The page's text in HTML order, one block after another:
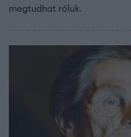
megtudhat róluk.